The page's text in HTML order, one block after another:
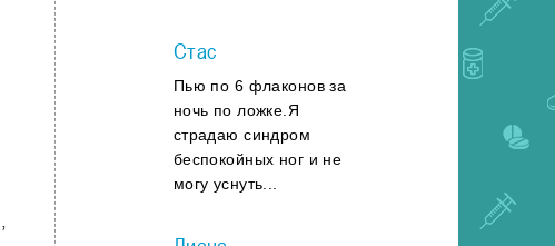
Стас
Пью по 6 флаконов за
ночь по ложке.Я
страдаю синдром
беспокойных ног и не
могу уснуть...